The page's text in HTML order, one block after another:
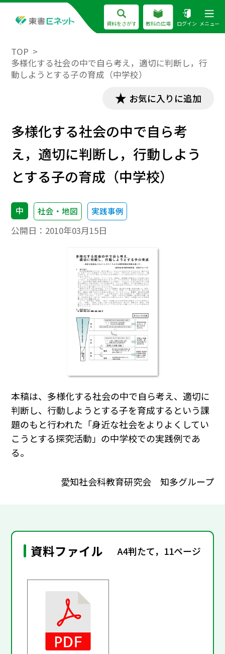
資料をさがす 教科の広場 ログイン メニュー
TOP
多様化する社会の中で自ら考え，適切に判断し，行
動しようとする子の育成（中学校）
お気に入りに追加
多様化する社会の中で自ら考
え，適切に判断し，行動しよう
とする子の育成（中学校）
中 社会・地図 実践事例
公開日： 2010年03月15日
本稿は、多様化する社会の中で自ら考え、適切に
判断し、行動しようとする子を育成するという課
題のもと行われた「身近な社会をよりよくしてい
こうとする探究活動」の中学校での実践例であ
る。
愛知社会科教育研究会 知多グループ
資料ファイル A4判たて，11ページ